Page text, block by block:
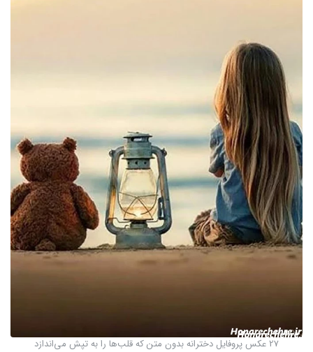
27 عکس پروفایل دخترانه بدون متن که قلب‌ها را به تپش می‌اندازد